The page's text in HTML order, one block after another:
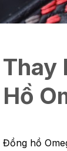
Thay
Hồ
Đồng hồ